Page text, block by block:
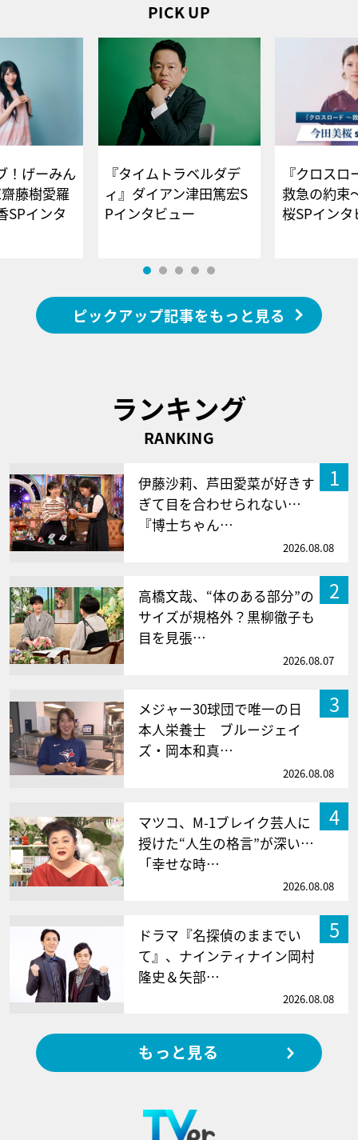
PICK UP
！げーみん
藤樹愛羅
SPインタ
『タイムトラベルダデ
ィ』ダイアン津田篤宏S
Pインタビュー
『クロス
救急の約束
桜SPイ
ピックアップ記事をもっと見る
ランキング
RANKING
1
伊藤沙莉、芦田愛菜が好きす
ぎて目を合わせられない…
『博士ちゃん…
2026.08.08
2
高橋文哉、“体のある部分”の
サイズが規格外？黒柳徹子も
目を見張…
2026.08.07
3
メジャー30球団で唯一の日
本人栄養士 ブルージェイ
ズ・岡本和真…
2026.08.08
4
マツコ、M-1ブレイク芸人に
授けた“人生の格言”が深い…
「幸せな時…
2026.08.08
5
ドラマ『名探偵のままでい
て』、ナインティナイン岡村
隆史＆矢部…
2026.08.08
もっと見る